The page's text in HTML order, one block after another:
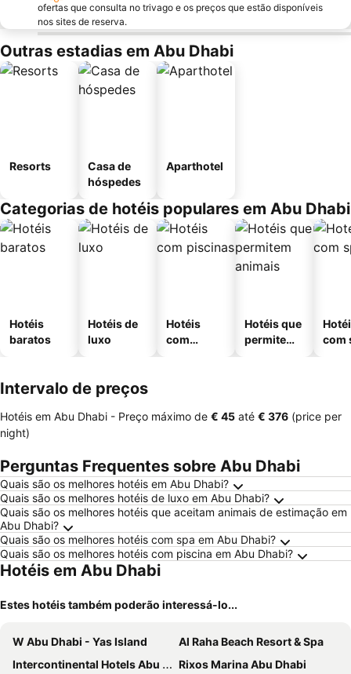
ofertas que consulta no trivago e os preços que estão disponíveis
nos sites de reserva.
Outras estadias em Abu Dhabi
Resorts
Casa de
hóspedes
Aparthotel
Categorias de hotéis populares em Abu Dhabi
Hotéis
baratos
Hotéis de
luxo
Hotéis
com
Hotéis que
permitem
com
Intervalo de preços
Hotéis em Abu Dhabi - Preço máximo de ‎€ 45 até ‎€ 376 (price per
night)
Perguntas Frequentes sobre Abu Dhabi
Quais são os melhores hotéis em Abu Dhabi?
Quais são os melhores hotéis de luxo em Abu Dhabi?
Quais são os melhores hotéis que aceitam animais de estimação em
Abu Dhabi?
Quais são os melhores hotéis com spa em Abu Dhabi?
Quais são os melhores hotéis com piscina em Abu Dhabi?
Hotéis em Abu Dhabi
Estes hotéis também poderão interessá-lo...
W Abu Dhabi - Yas Island
Al Raha Beach Resort & Spa
Intercontinental Hotels Abu Dhabi By Ihg
Rixos Marina Abu Dhabi